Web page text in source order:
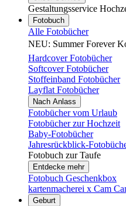
Gestaltungsservice
Fotobuch
Alle Fotobücher
NEU: Summer Forever
Hardcover Fotobücher
Softcover Fotobücher
Stoffeinband Fotobücher
Layflat Fotobücher
Nach Anlass
Fotobücher vom Urlaub
Fotobücher zur Hochzeit
Baby-Fotobücher
Jahresrückblick-
Fotobuch zur Taufe
Entdecke mehr
Fotobuch Geschenkbox
kartenmacherei x Cam
Geburt